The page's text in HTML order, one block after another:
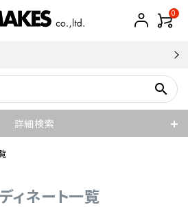
0
search
詳細検索
ィネート一覧